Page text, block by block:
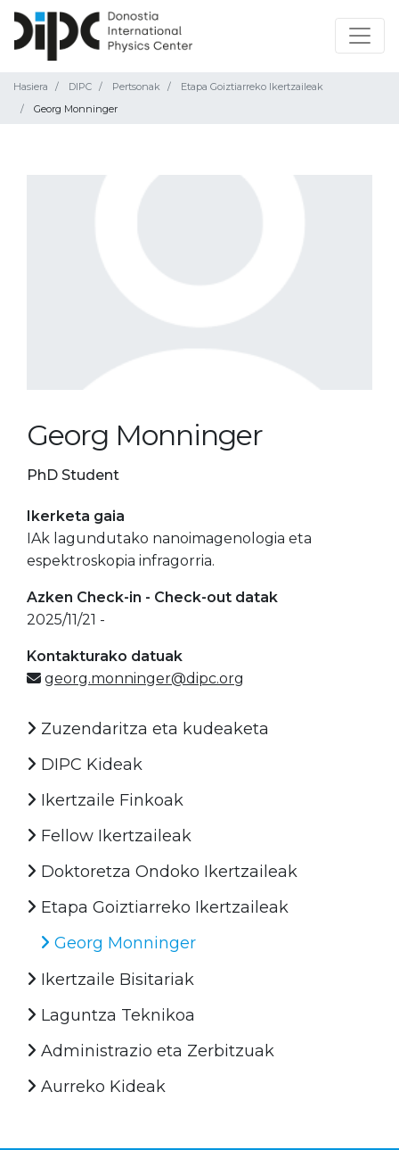
Hasiera DIPC Pertsonak
Etapa Goiztiarreko Ikertzaileak
Georg Monninger
Georg Monninger
PhD Student
Ikerketa gaia
IAk lagundutako nanoimagenologia eta
espektroskopia infragorria.
Azken Check-in - Check-out datak
2025/11/21 -
Kontakturako datuak
georg.monninger@dipc.org
Zuzendaritza eta kudeaketa
DIPC Kideak
Ikertzaile Finkoak
Fellow Ikertzaileak
Doktoretza Ondoko Ikertzaileak
Etapa Goiztiarreko Ikertzaileak
Georg Monninger
Ikertzaile Bisitariak
Laguntza Teknikoa
Administrazio eta Zerbitzuak
Aurreko Kideak